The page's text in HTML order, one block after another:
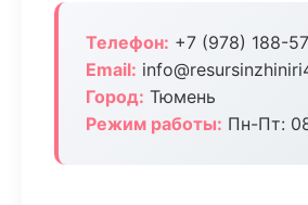
Телефон: +7 (978) 188-
Email:
Город: Тюмень
Режим работы: Пн-Пт: